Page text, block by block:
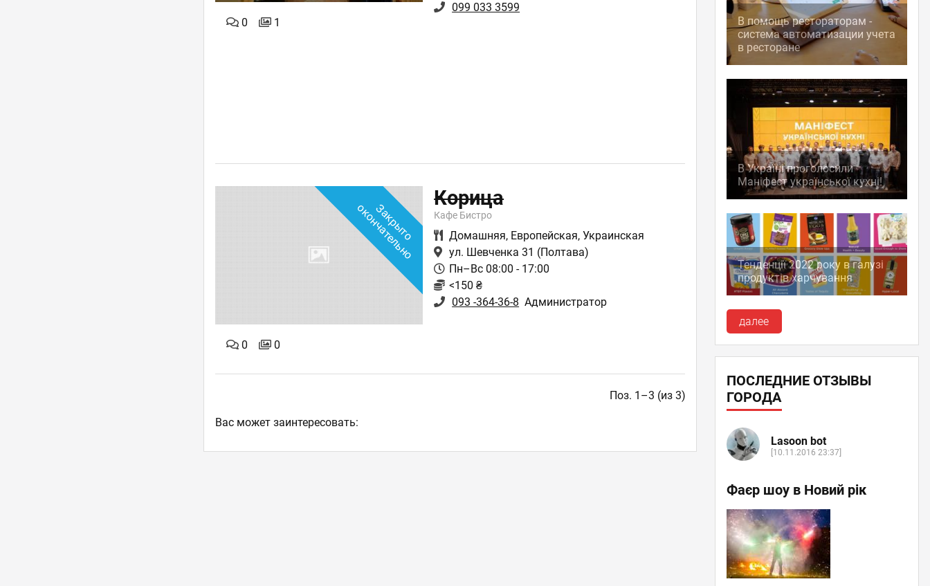
0 1
099 033 3599
0 0
З
а
к
р
ы
т
о
о
к
о
н
ч
а
т
е
л
ь
н
о
Корица
Кафе Бистро
Домашняя, Европейская,Украинская
ул. Шевченка 31 (Полтава)
Пн–Вс 08:00 - 17:00
<150 ₴
093 -364-36-8 Администратор
Поз. 1–3 (из 3)
Ваc может заинтересовать:
В помощь рестораторам -
система автоматизации учета
в ресторане
В Україні проголосили
Маніфест української кухні!
Тенденції 2022 року в галузі
продуктів харчування
далее
ПОСЛЕДНИЕ ОТЗЫВЫ
ГОРОДА
Lasoon bot
[10.11.2016 23:37]
Фаєр шоу в Новий рік